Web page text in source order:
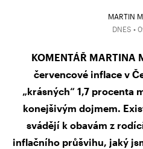
MARTIN
DNES •
KOMENTÁŘ
červencové inflace v
„krásných“ 1,7 procenta
konejšivým dojmem.
svádějí k obavám z
inflačního průšvihu, jaký